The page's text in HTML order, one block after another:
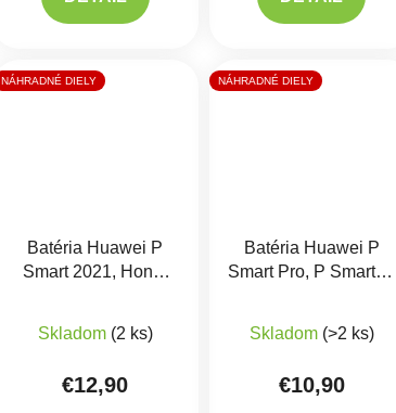
NÁHRADNÉ DIELY
Batéria Huawei P
Smart 2021, Honor
Skladom (2 ks)
€12,90
NÁHRADNÉ DIELY
Batéria Huawei P
Smart Pro, P Smart Z,
Skladom (>2 ks)
€10,90